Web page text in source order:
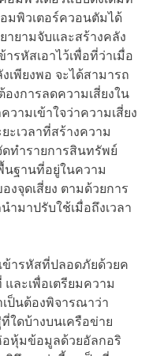
มพิวเตอร์ควอนตัมได้
ายามจับและสร้างคลัง
รหัสเอาไว้เพื่อที่ว่าเมื่อ
พียงพอ จะได้สามารถ
งการลดความเสี่ยงใน
ามเข้าใจว่าความเสี่ยง
เวลาที่สร้างความ
ทำรายการสินทรัพย์
ฐานที่อยู่ในความ
จุดเสี่ยง ตามด้วยการ
มาปรับใช้เมื่อถึงเวลา
ข้ารหัสที่ปลอดภัยด้วยค
ละเพื่อเตรียมความ
ป็นต้องพิจารณาว่า
ใดบ้างบนเครือข่าย
หุ้มข้อมูลด้วยอัลกอริ